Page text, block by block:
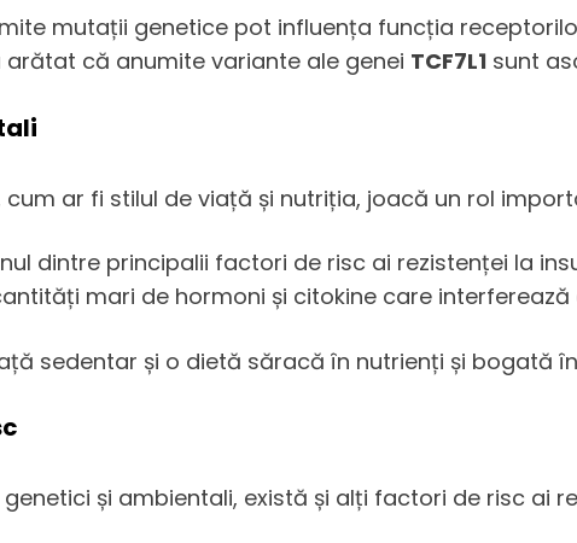
mutații genetice pot influența funcția
arătat că anumite variante ale genei TCF7L1 sunt
ar fi stilul de viață și nutriția, joacă un rol
dintre principalii factori de risc ai rezistenței la
mari de hormoni și citokine care
sedentar și o dietă săracă în nutrienți și bogată
și ambientali, există și alți factori de risc ai